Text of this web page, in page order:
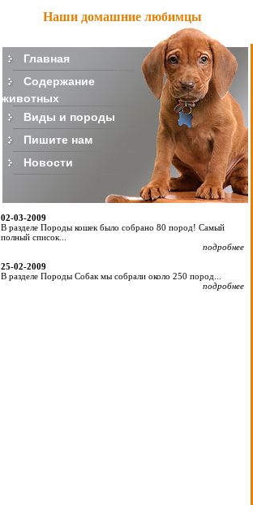
Наши домашние любимцы
Главная
Содержание
животных
Виды и породы
Пишите нам
Новости
02-03-2009
В разделе Породы кошек было собрано 80 пород! Самый
полный список...
подробнее
25-02-2009
В разделе Породы Собак мы собрали около 250 пород...
подробнее